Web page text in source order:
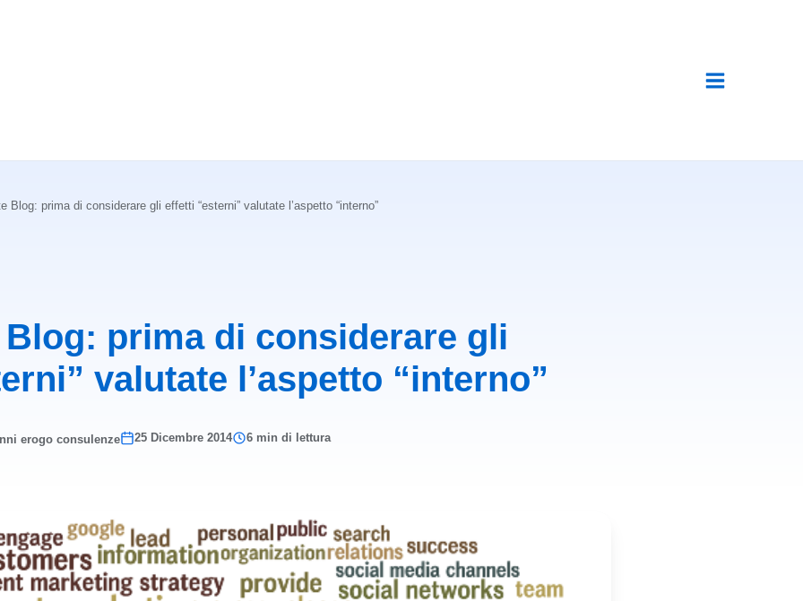
Blog: prima di considerare gli effetti “esterni” valutate l’aspetto “interno”
prima di considerare gli
valutate l’aspetto “interno”
erogo consulenze 25 Dicembre 2014 6 min di lettura